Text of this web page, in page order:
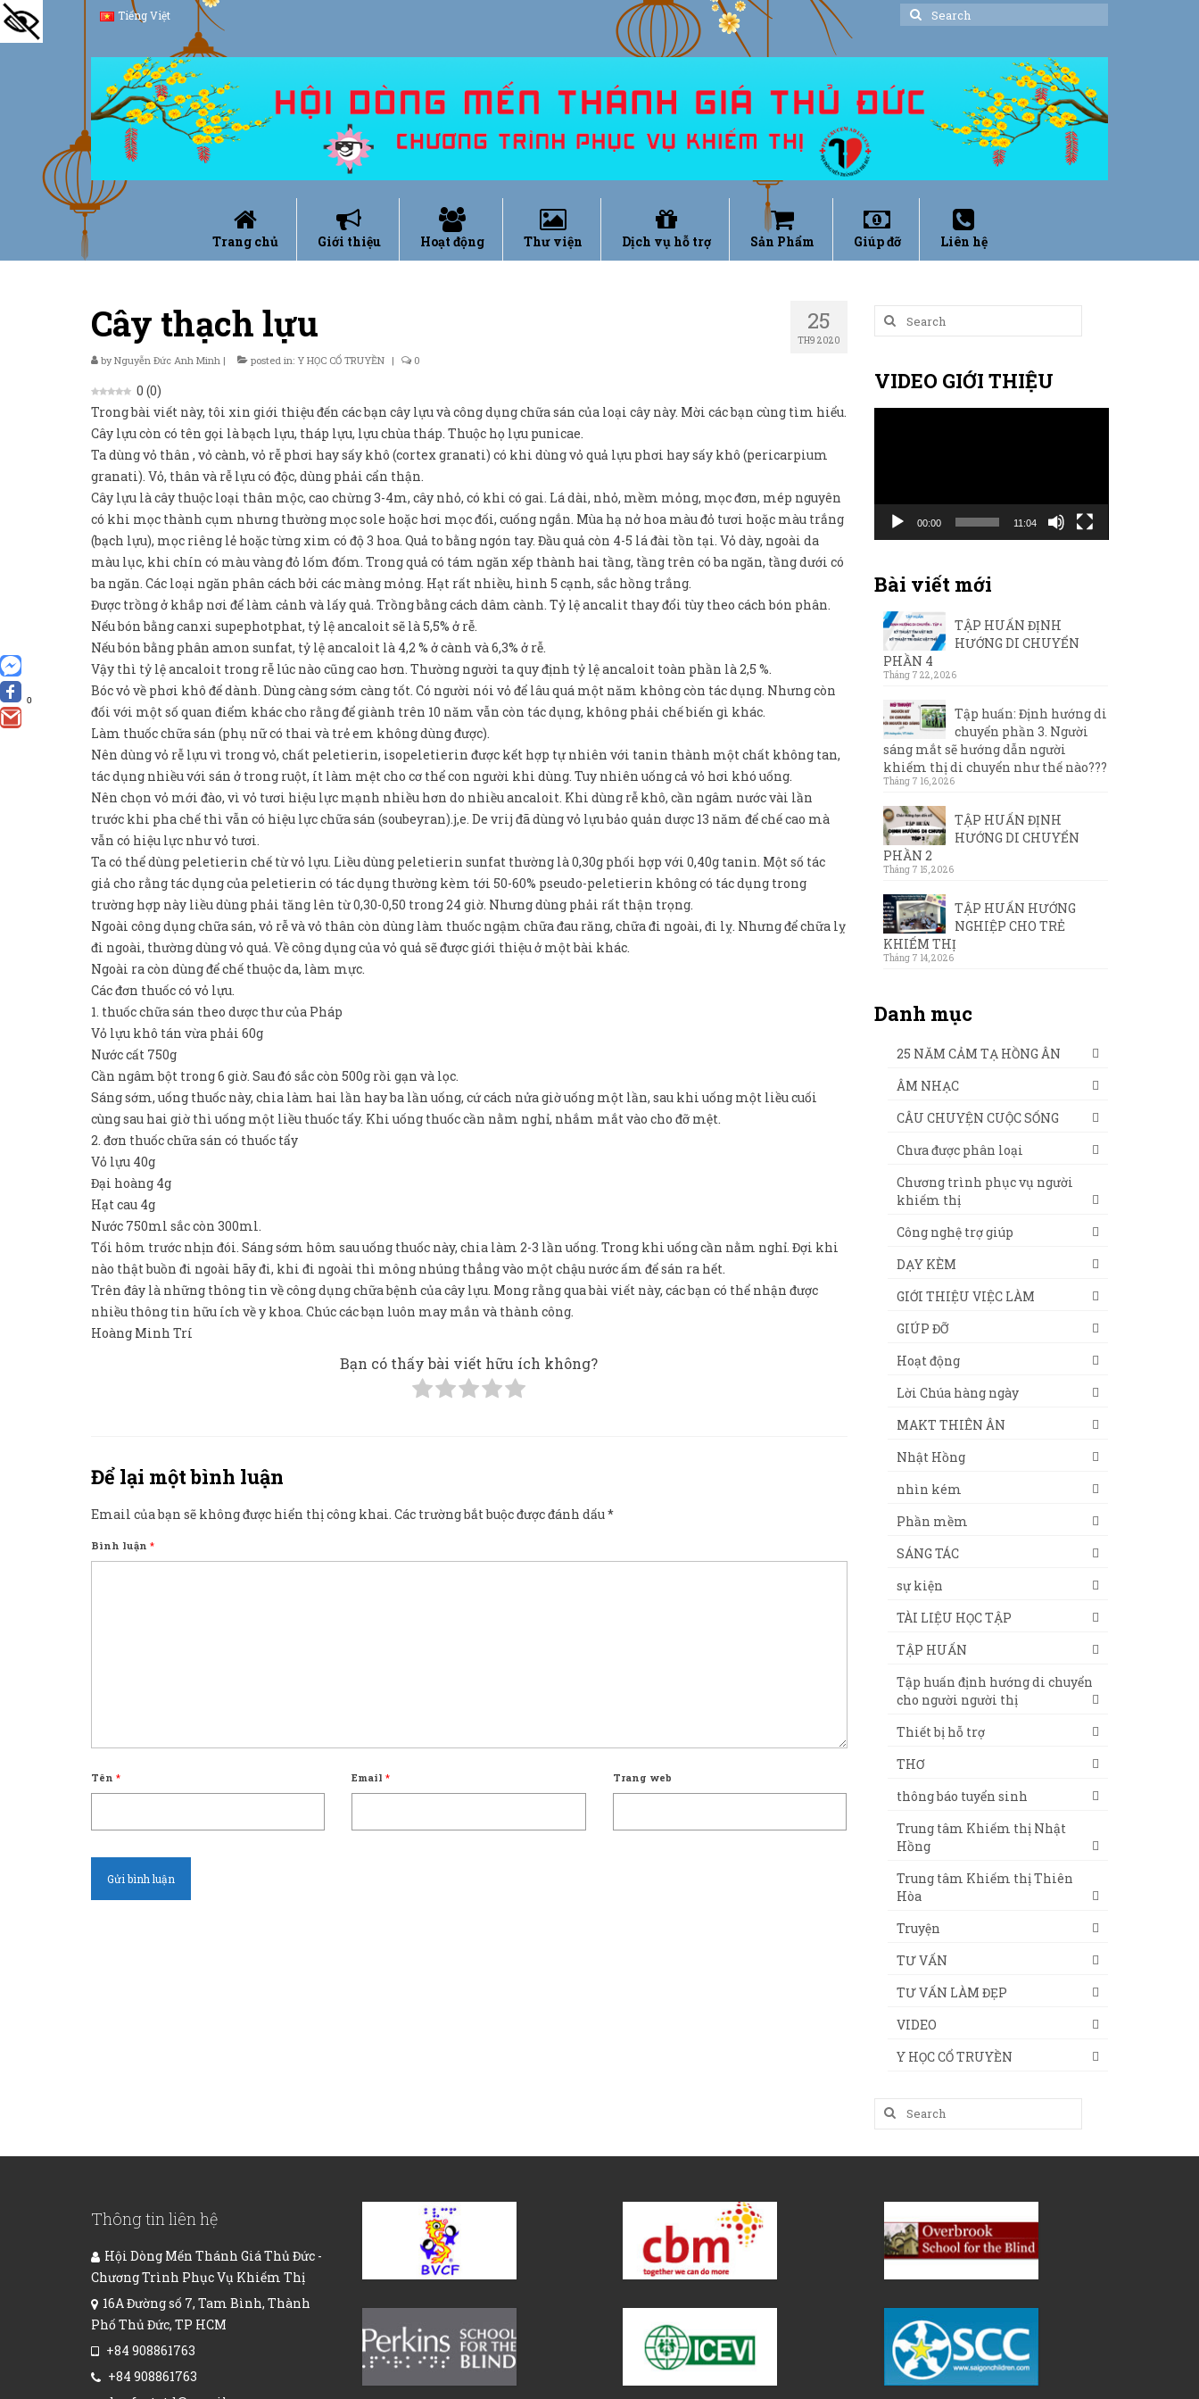
0
Tiếng Việt
Search
Trang chủ Giới thiệu Hoạt động Thư viện Dịch vụ hỗ trợ Sản Phẩm Giúp đỡ Liên hệ
25
TH9 2020
Cây thạch lựu
byNguyễn Đức Anh Minh | posted in: Y HỌC CỔ TRUYỀN | 0
0 (0)
Trong bài viết này, tôi xin giới thiệu đến các bạn cây lựu và công dụng chữa sán của loại cây này. Mời các bạn cùng tìm hiểu.
Cây lựu còn có tên gọi là bạch lựu, tháp lựu, lựu chùa tháp. Thuộc họ lựu punicae.
Ta dùng vỏ thân , vỏ cành, vỏ rễ phơi hay sấy khô (cortex granati) có khi dùng vỏ quả lựu phơi hay sấy khô (pericarpium
granati). Vỏ, thân và rễ lựu có độc, dùng phải cẩn thận.
Cây lựu là cây thuộc loại thân mộc, cao chừng 3-4m, cây nhỏ, có khi có gai. Lá dài, nhỏ, mềm mỏng, mọc đơn, mép nguyên
có khi mọc thành cụm nhưng thường mọc sole hoặc hơi mọc đối, cuống ngắn. Mùa hạ nở hoa màu đỏ tươi hoặc màu trắng
(bạch lựu), mọc riêng lẻ hoặc từng xim có độ 3 hoa. Quả to bằng ngón tay. Đầu quả còn 4-5 lá đài tồn tại. Vỏ dày, ngoài da
màu lục, khi chín có màu vàng đỏ lốm đốm. Trong quả có tám ngăn xếp thành hai tầng, tầng trên có ba ngăn, tầng dưới có
ba ngăn. Các loại ngăn phân cách bởi các màng mỏng. Hạt rất nhiều, hình 5 cạnh, sắc hồng trắng.
Được trồng ở khắp nơi để làm cảnh và lấy quả. Trồng bằng cách dâm cành. Tỷ lệ ancalit thay đổi tùy theo cách bón phân.
Nếu bón bằng canxi supephotphat, tỷ lệ ancaloit sẽ là 5,5% ở rễ.
Nếu bón bằng phân amon sunfat, tỷ lệ ancaloit là 4,2 % ở cành và 6,3% ở rễ.
Vậy thì tỷ lệ ancaloit trong rễ lúc nào cũng cao hơn. Thường người ta quy định tỷ lệ ancaloit toàn phần là 2,5 %.
Bóc vỏ về phơi khô để dành. Dùng càng sớm càng tốt. Có người nói vỏ để lâu quá một năm không còn tác dụng. Nhưng còn
đối với một số quan điểm khác cho rằng để giành trên 10 năm vẫn còn tác dụng, không phải chế biến gì khác.
Làm thuốc chữa sán (phụ nữ có thai và trẻ em không dùng được).
Nên dùng vỏ rễ lựu vì trong vỏ, chất peletierin, isopeletierin được kết hợp tự nhiên với tanin thành một chất không tan,
tác dụng nhiều với sán ở trong ruột, ít làm mệt cho cơ thể con người khi dùng. Tuy nhiên uống cả vỏ hơi khó uống.
Nên chọn vỏ mới đào, vì vỏ tươi hiệu lực mạnh nhiều hơn do nhiều ancaloit. Khi dùng rễ khô, cần ngâm nước vài lần
trước khi pha chế thì vẫn có hiệu lực chữa sán (soubeyran).j,e. De vrij đã dùng vỏ lựu bảo quản dược 13 năm để chế cao mà
vẫn có hiệu lực như vỏ tươi.
Ta có thể dùng peletierin chế từ vỏ lựu. Liều dùng peletierin sunfat thường là 0,30g phối hợp với 0,40g tanin. Một số tác
giả cho rằng tác dụng của peletierin có tác dụng thường kèm tới 50-60% pseudo-peletierin không có tác dụng trong
trường hợp này liều dùng phải tăng lên từ 0,30-0,50 trong 24 giờ. Nhưng dùng phải rất thận trọng.
Ngoài công dụng chữa sán, vỏ rễ và vỏ thân còn dùng làm thuốc ngậm chữa đau răng, chữa đi ngoài, đi lỵ. Nhưng để chữa lỵ
đi ngoài, thường dùng vỏ quả. Về công dụng của vỏ quả sẽ được giới thiệu ở một bài khác.
Ngoài ra còn dùng để chế thuộc da, làm mực.
Các đơn thuốc có vỏ lựu.
1. thuốc chữa sán theo dược thư của Pháp
Vỏ lựu khô tán vừa phải 60g
Nước cất 750g
Cần ngâm bột trong 6 giờ. Sau đó sắc còn 500g rồi gạn và lọc.
Sáng sớm, uống thuốc này, chia làm hai lần hay ba lần uống, cứ cách nửa giờ uống một lần, sau khi uống một liều cuối
cùng sau hai giờ thì uống một liều thuốc tẩy. Khi uống thuốc cần nằm nghỉ, nhắm mắt vào cho đỡ mệt.
2. đơn thuốc chữa sán có thuốc tẩy
Vỏ lựu 40g
Đại hoàng 4g
Hạt cau 4g
Nước 750ml sắc còn 300ml.
Tối hôm trước nhịn đói. Sáng sớm hôm sau uống thuốc này, chia làm 2-3 lần uống. Trong khi uống cần nằm nghỉ. Đợi khi
nào thật buồn đi ngoài hãy đi, khi đi ngoài thì mông nhúng thẳng vào một chậu nước ấm để sán ra hết.
Trên đây là những thông tin về công dụng chữa bệnh của cây lựu. Mong rằng qua bài viết này, các bạn có thể nhận được
nhiều thông tin hữu ích về y khoa. Chúc các bạn luôn may mắn và thành công.
Hoàng Minh Trí
Bạn có thấy bài viết hữu ích không?
Để lại một bình luận
Email của bạn sẽ không được hiển thị công khai. Các trường bắt buộc được đánh dấu*
Bình luận *
Tên * Email* Trang web
Search
for:
VIDEO GIỚI THIỆU
00:00 11:04
Bài viết mới
TẬP HUẤN ĐỊNH
HƯỚNG DI CHUYỂN
PHẦN 4
Tháng 7 22, 2026
Tập huấn: Định hướng di
chuyển phần 3. Người
sáng mắt sẽ hướng dẫn người
khiếm thị di chuyển như thế nào???
Tháng 7 16, 2026
TẬP HUẤN ĐỊNH
HƯỚNG DI CHUYỂN
PHẦN 2
Tháng 7 15, 2026
TẬP HUẤN HƯỚNG
NGHIỆP CHO TRẺ
KHIẾM THỊ
Tháng 7 14, 2026
Danh mục
25 NĂM CẢM TẠ HỒNG ÂN
ÂM NHẠC
CÂU CHUYỆN CUỘC SỐNG
Chưa được phân loại
Chương trình phục vụ người
khiếm thị
Công nghệ trợ giúp
DẠY KÈM
GIỚI THIỆU VIỆC LÀM
GIÚP ĐỠ
Hoạt động
Lời Chúa hàng ngày
MAKT THIÊN ÂN
Nhật Hồng
nhìn kém
Phần mềm
SÁNG TÁC
sự kiện
TÀI LIỆU HỌC TẬP
TẬP HUẤN
Tập huấn định hướng di chuyển
cho người người thị
Thiết bị hỗ trợ
THƠ
thông báo tuyển sinh
Trung tâm Khiếm thị Nhật
Hồng
Trung tâm Khiếm thị Thiên
Hòa
Truyện
TƯ VẤN
TƯ VẤN LÀM ĐẸP
VIDEO
Y HỌC CỔ TRUYỀN
Search
for:
Thông tin liên hệ
Hội Dòng Mến Thánh Giá Thủ Đức -
Chương Trình Phục Vụ Khiếm Thị
16A Đường số 7, Tam Bình, Thành
Phố Thủ Đức, TP HCM
+84 908861763
+84 908861763